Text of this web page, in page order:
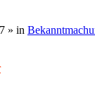
» in